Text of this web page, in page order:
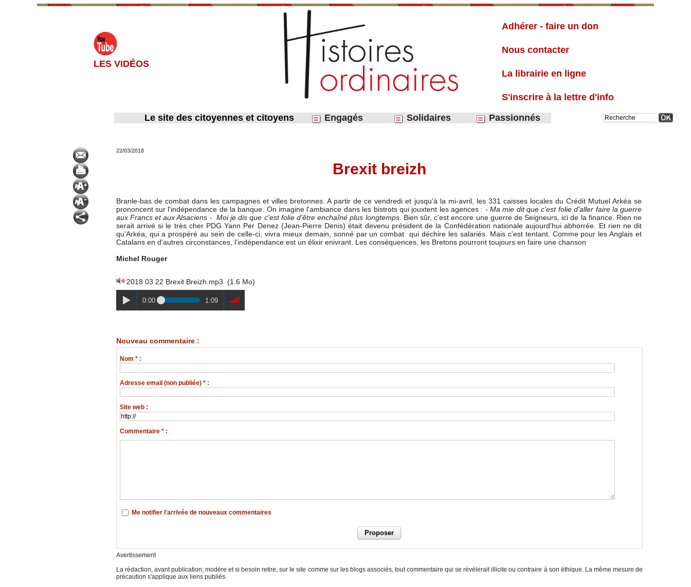
LES VIDÉOS
Adhérer - faire un don
Nous contacter
La librairie en ligne
S'inscrire à la lettre d'info
Le site des citoyennes et citoyens
Engagés Solidaires Passionnés
22/03/2018
​Brexit breizh
Branle-bas de combat dans les campagnes et villes bretonnes. A partir de ce vendredi et jusqu'à la mi-avril, les 331 caisses locales du Crédit Mutuel Arkéa se
prononcent sur l'indépendance de la banque. On imagine l'ambiance dans les bistrots qui jouxtent les agences : - Ma mie dit que c'est folie d'aller faire la guerre
aux Francs et aux Alsaciens - Moi je dis que c'est folie d'être enchaîné plus longtemps. Bien sûr, c'est encore une guerre de Seigneurs, ici de la finance. Rien ne
serait arrivé si le très cher PDG Yann Per Denez (Jean-Pierre Denis) était devenu président de la Confédération nationale aujourd'hui abhorrée. Et rien ne dit
qu'Arkéa, qui a prospéré au sein de celle-ci, vivra mieux demain, sonné par un combat qui déchire les salariés. Mais c'est tentant. Comme pour les Anglais et
Catalans en d'autres circonstances, l'indépendance est un élixir enivrant. Les conséquences, les Bretons pourront toujours en faire une chanson
Michel Rouger
2018 03 22 Brexit Breizh.mp3 (1.6 Mo)
0:00 1:09
Nouveau commentaire :
Nom * :
Adresse email (non publiée) * :
Site web :
Commentaire * :
Me notifier l'arrivée de nouveaux commentaires
Avertissement
La rédaction, avant publication; modère et si besoin retire, sur le site comme sur les blogs associés, tout commentaire qui se révélerait illicite ou contraire à son éthique. La même mesure de
précaution s'applique aux liens publiés.